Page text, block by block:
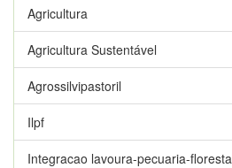
Agricultura
Agricultura Sustentável
Agrossilvipastoril
Ilpf
Integracao lavoura-pecuaria-floresta